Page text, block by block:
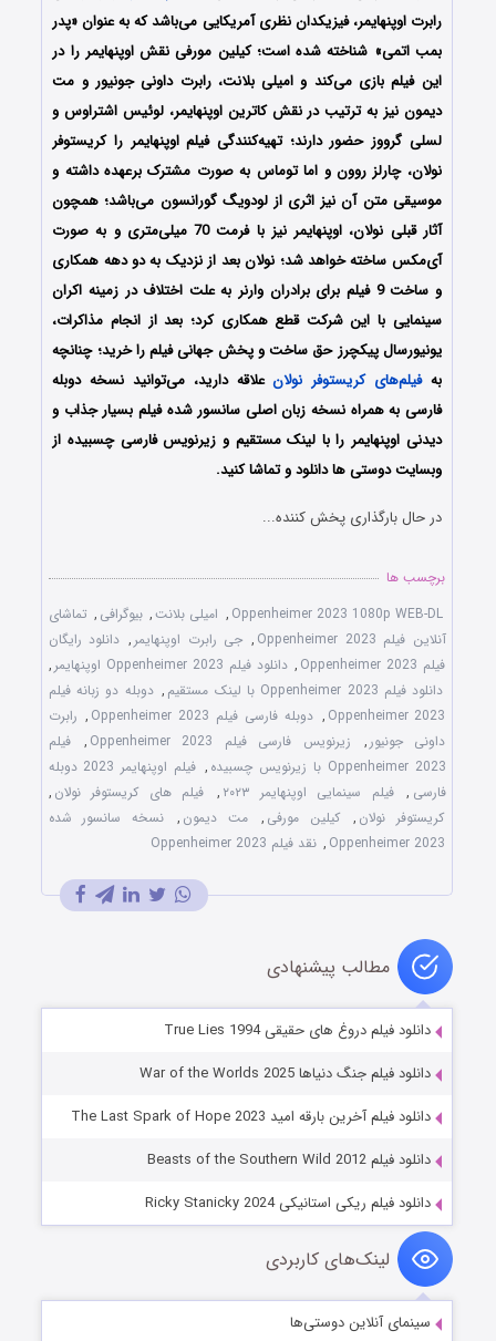
رابرت اوپنهایمر، فیزیکدان نظری آمریکایی می‌باشد که به عنوان «پدر
بمب اتمی» شناخته شده‌ است؛ کیلین مورفی نقش اوپنهایمر را در
این فیلم بازی می‌کند و امیلی بلانت، رابرت داونی جونیور و مت
دیمون نیز به‌ ترتیب در نقش کاترین اوپنهایمر، لوئیس اشتراوس و
لسلی گرووز حضور دارند؛ تهیه‌کنندگی فیلم اوپنهایمر را کریستوفر
نولان، چارلز روون و اما توماس به صورت مشترک برعهده داشته و
موسیقی متن آن نیز اثری از لودویگ گورانسون می‌باشد؛ همچون
آثار قبلی نولان، اوپنهایمر نیز با فرمت 70 میلی‌متری و به صورت
آی‌مکس ساخته خواهد شد؛ نولان بعد از نزدیک به دو دهه همکاری
و ساخت 9 فیلم برای برادران وارنر به علت اختلاف در زمینه اکران
سینمایی با این شرکت قطع همکاری کرد؛ بعد از انجام مذاکرات،
یونیورسال پیکچرز حق ساخت و پخش جهانی فیلم را خرید؛ چنانچه
بهفیلم‌های کریستوفر نولانعلاقه دارید، می‌توانید نسخه دوبله
فارسی به همراه نسخه زبان اصلی سانسور شده فیلم بسیار جذاب و
دیدنی اوپنهایمر را با ‌لینک مستقیم و زیرنویس فارسی چسبیده از
وبسایت دوستی ها دانلود و تماشا کنید.
در حال بارگذاری پخش کننده...
برچسب ها
Oppenheimer 2023 1080p WEB-DL
, امیلی بلانت, بیوگرافی , تماشای
آنلاین فیلم Oppenheimer 2023
, جی رابرت اوپنهایمر , دانلود رایگان
فیلم Oppenheimer 2023
, دانلود فیلم Oppenheimer 2023 اوپنهایمر
,
دانلود فیلم Oppenheimer 2023 با لینک مستقیم
, دوبله دو زبانه فیلم
Oppenheimer 2023
, دوبله فارسی فیلم Oppenheimer 2023 , رابرت
داونی جونیور , زیرنویس فارسی فیلم Oppenheimer 2023 ,
فیلم
Oppenheimer 2023 با زیرنویس چسبیده
,
فیلم اوپنهایمر 2023 دوبله
فارسی , فیلم سینمایی اوپنهایمر ۲۰۲۳ , فیلم های کریستوفر نولان ,
کریستوفر نولان , کیلین مورفی , مت دیمون ,
نسخه سانسور شده
Oppenheimer 2023
, نقد فیلم Oppenheimer 2023
مطالب پیشنهادی
دانلود فیلم دروغ های حقیقی True Lies 1994
دانلود فیلم جنگ دنیاها War of the Worlds 2025
دانلود فیلم آخرین بارقه امید The Last Spark of Hope 2023
دانلود فیلم Beasts of the Southern Wild 2012
دانلود فیلم ریکی استانیکی Ricky Stanicky 2024
لینک‌های کاربردی
سینمای آنلاین دوستی‌ها